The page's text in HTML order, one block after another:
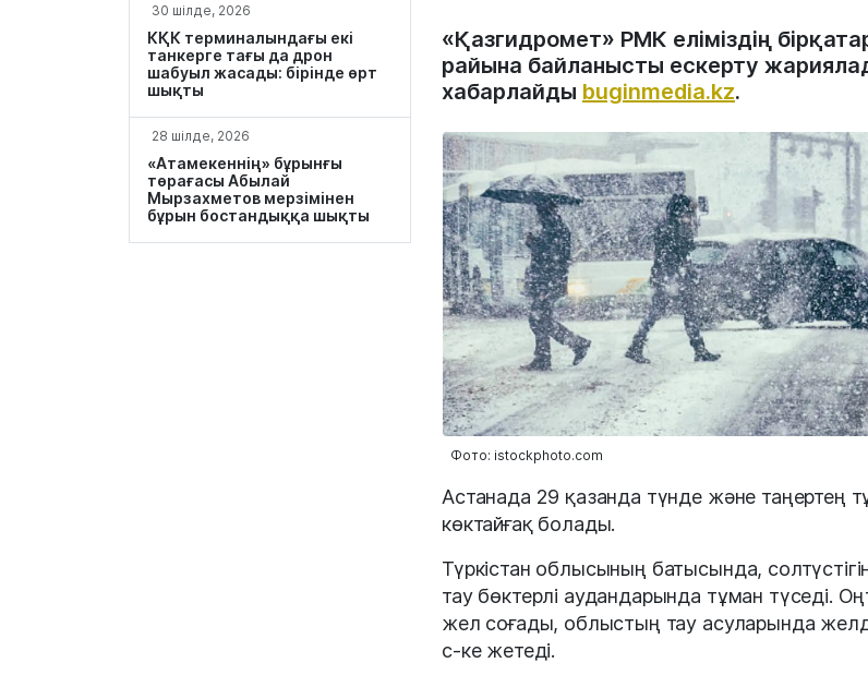
30 шілде, 2026
КҚК терминалындағы екі
танкерге тағы да дрон
шабуыл жасады: бірінде өрт
шықты
28 шілде, 2026
«Атамекеннің» бұрынғы
төрағасы Абылай
Мырзахметов мерзімінен
бұрын бостандыққа шықты
«Қазгидромет» РМК еліміздің
райына байланысты ескерту
хабарлайды buginmedia.kz.
Фото: istockphoto.com
Астанада 29 қазанда түнде және таңертең
көктайғақ болады.
Түркістан облысының батысында,
тау бөктерлі аудандарында тұман түседі.
жел соғады, облыстың тау асуларында
с-ке жетеді.